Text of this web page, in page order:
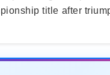
title after